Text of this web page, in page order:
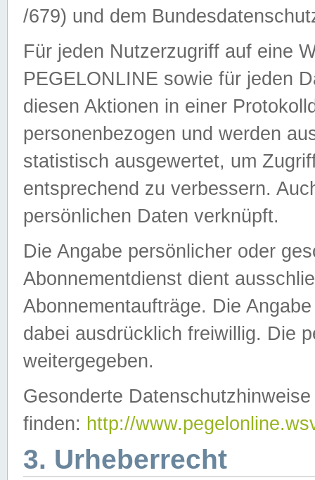
/679) und dem
Für jeden Nutzerzugriff auf eine
PEGELONLINE sowie für jeden
diesen Aktionen in einer
personenbezogen und werden
statistisch ausgewertet, um
entsprechend zu verbessern.
persönlichen Daten verknüpft.
Die Angabe persönlicher oder
Abonnementdienst dient
Abonnementaufträge. Die
dabei ausdrücklich freiwillig. Die
weitergegeben.
Gesonderte
finden: http://
3. Urheberrecht